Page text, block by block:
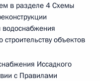
в разделе 4 Схемы
водоснабжения
объектов
Иссадкого
с Правилами